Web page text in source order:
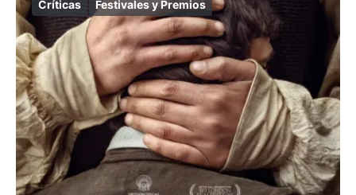
Críticas Festivales y Premios